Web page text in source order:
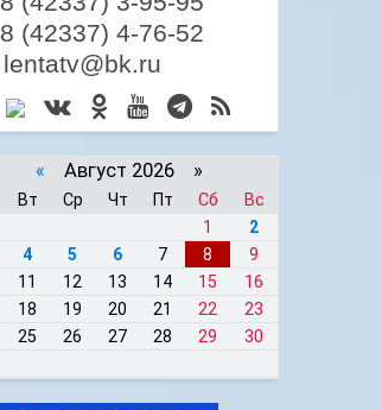
8 (42337) 4-76-52
lentatv@bk.ru
« Август 2026 »
Вт Ср Чт Пт Сб
Вс
1
2
4 5 6 7 8
9
11 12 13 14 15
16
18 19 20 21 22
23
25 26 27 28 29
30